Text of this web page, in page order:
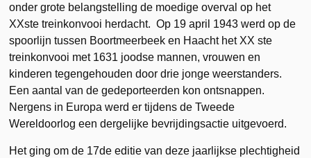
onder grote belangstelling de moedige overval op het
XXste treinkonvooi herdacht. Op 19 april 1943 werd op de
spoorlijn tussen Boortmeerbeek en Haacht het XX ste
treinkonvooi met 1631 joodse mannen, vrouwen en
kinderen tegengehouden door drie jonge weerstanders.
Een aantal van de gedeporteerden kon ontsnappen.
Nergens in Europa werd er tijdens de Tweede
Wereldoorlog een dergelijke bevrijdingsactie uitgevoerd.
Het ging om de 17de editie van deze jaarlijkse plechtigheid